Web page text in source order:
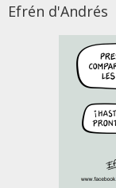
Efrén d'Andrés